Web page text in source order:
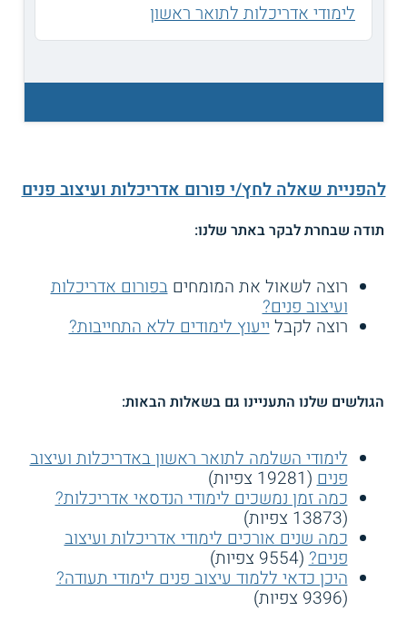
לימודי אדריכלות לתואר ראשון
להפניית שאלה לחץ/י פורום אדריכלות ועיצוב פנים
תודה שבחרת לבקר באתר שלנו:
רוצה לשאול את המומחיםבפורום אדריכלות
ועיצוב פנים?
רוצה לקבלייעוץ לימודים ללא התחייבות?
הגולשים שלנו התעניינו גם בשאלות הבאות:
לימודי השלמה לתואר ראשון באדריכלות ועיצוב
פנים(19281 צפיות)
כמה זמן נמשכים לימודי הנדסאי אדריכלות?
(13873 צפיות)
כמה שנים אורכים לימודי אדריכלות ועיצוב
פנים?(9554 צפיות)
היכן כדאי ללמוד עיצוב פנים לימודי תעודה?
(9396 צפיות)